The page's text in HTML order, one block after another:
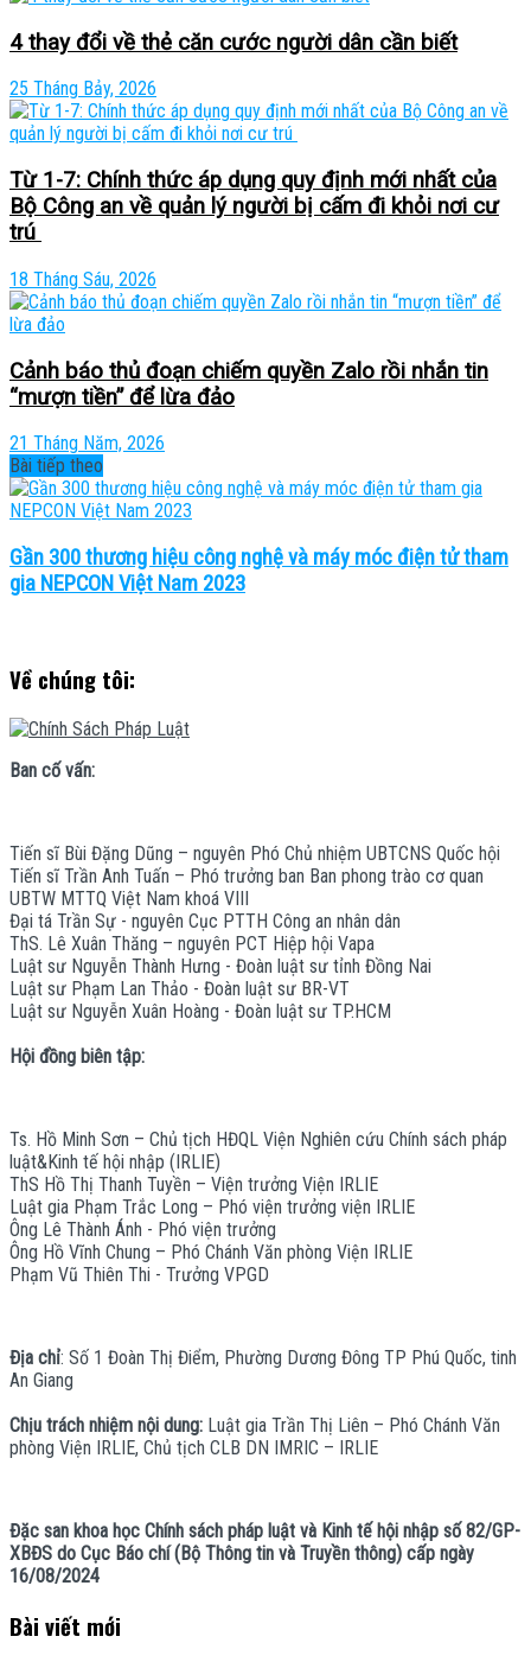
4 thay đổi về thẻ căn cước người dân cần biết
25 Tháng Bảy, 2026
Từ 1-7: Chính thức áp dụng quy định mới nhất của
Bộ Công an về quản lý người bị cấm đi khỏi nơi cư
trú
18 Tháng Sáu, 2026
Cảnh báo thủ đoạn chiếm quyền Zalo rồi nhắn tin
“mượn tiền” để lừa đảo
21 Tháng Năm, 2026
Bài tiếp theo
Gần 300 thương hiệu công nghệ và máy móc điện tử tham
gia NEPCON Việt Nam 2023
Về chúng tôi:
Ban cố vấn:
Tiến sĩ Bùi Đặng Dũng – nguyên Phó Chủ nhiệm UBTCNS Quốc hội
Tiến sĩ Trần Anh Tuấn – Phó trưởng ban Ban phong trào cơ quan
UBTW MTTQ Việt Nam khoá VIII
Đại tá Trần Sự - nguyên Cục PTTH Công an nhân dân
ThS. Lê Xuân Thăng – nguyên PCT Hiệp hội Vapa
Luật sư Nguyễn Thành Hưng - Đoàn luật sư tỉnh Đồng Nai
Luật sư Phạm Lan Thảo - Đoàn luật sư BR-VT
Luật sư Nguyễn Xuân Hoàng - Đoàn luật sư TP.HCM
Hội đồng biên tập:
Ts. Hồ Minh Sơn – Chủ tịch HĐQL Viện Nghiên cứu Chính sách pháp
luật&Kinh tế hội nhập (IRLIE)
ThS Hồ Thị Thanh Tuyền – Viện trưởng Viện IRLIE
Luật gia Phạm Trắc Long – Phó viện trưởng viện IRLIE
Ông Lê Thành Ánh - Phó viện trưởng
Ông Hồ Vĩnh Chung – Phó Chánh Văn phòng Viện IRLIE
Phạm Vũ Thiên Thi - Trưởng VPGD
Địa chỉ: Số 1 Đoàn Thị Điểm, Phường Dương Đông TP Phú Quốc, tinh
An Giang
Chịu trách nhiệm nội dung: Luật gia Trần Thị Liên – Phó Chánh Văn
phòng Viện IRLIE, Chủ tịch CLB DN IMRIC – IRLIE
Đặc san khoa học Chính sách pháp luật và Kinh tế hội nhập số 82/GP-
XBĐS do Cục Báo chí (Bộ Thông tin và Truyền thông) cấp ngày
16/08/2024
Bài viết mới